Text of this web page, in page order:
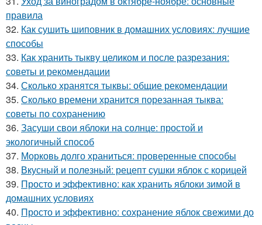
правила
32. Как сушить шиповник в домашних условиях: лучшие
способы
33. Как хранить тыкву целиком и после разрезания:
советы и рекомендации
34. Сколько хранятся тыквы: общие рекомендации
35. Сколько времени хранится порезанная тыква:
советы по сохранению
36. Засуши свои яблоки на солнце: простой и
экологичный способ
37. Морковь долго храниться: проверенные способы
38. Вкусный и полезный: рецепт сушки яблок с корицей
39. Просто и эффективно: как хранить яблоки зимой в
домашних условиях
40. Просто и эффективно: сохранение яблок свежими до